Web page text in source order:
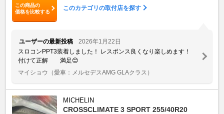
この商品の
価格を比較する
このカテゴリの取付店を探す
ユーザーの最新投稿
2026年1月22日
スロコンPPT3装着しました！ レスポンス良くなり楽しめます！
付けて正解 満足😊
マイショウ （愛車：メルセデスAMG GLAクラス）
MICHELIN
CROSSCLIMATE 3 SPORT 255/40R20